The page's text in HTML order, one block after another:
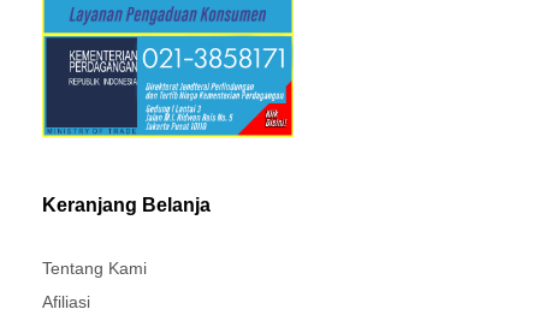
Keranjang Belanja
Tentang Kami
Afiliasi